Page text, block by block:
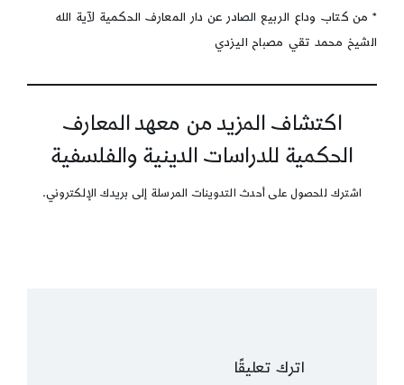
* من كتاب وداع الربيع الصادر عن دار المعارف الحكمية لآية الله
الشيخ محمد تقي مصباح اليزدي
اكتشاف المزيد من معهد المعارف
الحكمية للدراسات الدينية والفلسفية
اشترك للحصول على أحدث التدوينات المرسلة إلى بريدك الإلكتروني.
اترك تعليقًا